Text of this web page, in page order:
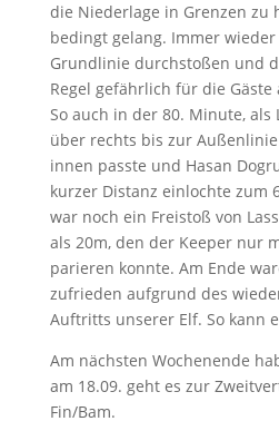
die Niederlage in Grenzen zu
bedingt gelang. Immer
Grundlinie durchstoßen und
Regel gefährlich für die Gäste
So auch in der 80. Minute, als
über rechts bis zur
innen passte und Hasan
kurzer Distanz einlochte zum
war noch ein Freistoß von
als 20m, den der Keeper nur
parieren konnte. Am Ende
zufrieden aufgrund des
Auftritts unserer Elf. So kann
Am nächsten Wochenende
am 18.09. geht es zur
Fin/Bam.